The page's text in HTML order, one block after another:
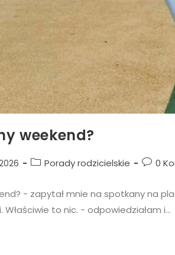
weekend?
Porady rodzicielskie 0
- zapytał mnie na spotkany na
Właściwie to nic. - odpowiedziałam i…